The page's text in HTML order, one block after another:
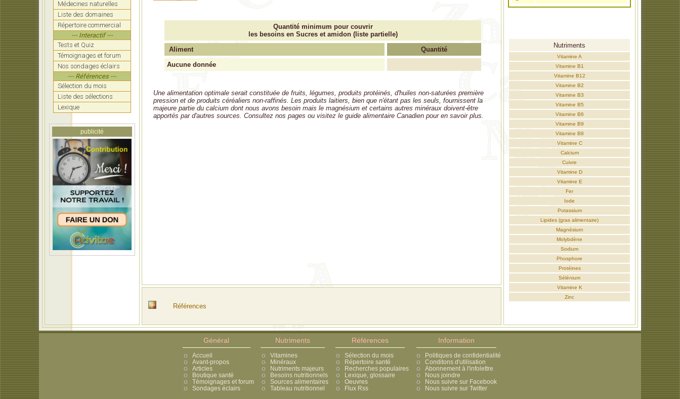
Médecines naturelles
Liste des domaines
Répertoire commercial
--- Interactif ---
Tests et Quiz
Témoignages et forum
Nos sondages éclairs
--- Références ---
Sélection du mois
Liste des sélections
Lexique
publicité
Nutriments
Vitamine A
Vitamine B1
Vitamine B12
Vitamine B2
Vitamine B3
Vitamine B5
Vitamine B6
Vitamine B9
Vitamine B8
Vitamine C
Calcium
Cuivre
Vitamine D
Vitamine E
Fer
Iode
Potassium
Lipides (gras alimentaire)
Magnésium
Molybdène
Sodium
Phosphore
Protéines
Sélénium
Vitamine K
Zinc
Quantité minimum pour couvrir
les besoins en Sucres et amidon (liste partielle)
Aliment
Quantité
Aucune donnée
Une alimentation optimale serait constituée de fruits, légumes, produits protéinés, d'huiles non-saturées première
pression et de produits céréaliers non-raffinés. Les produits laitiers, bien que n'étant pas les seuls, fournissent la
majeure partie du calcium dont nous avons besoin mais le magnésium et certains autres minéraux doivent-être
apportés par d'autres sources. Consultez nos pages ou visitez le guide alimentaire Canadien pour en savoir plus.
Références
Général
Accueil
Avant-propos
Articles
Boutique santé
Témoignages et forum
Sondages éclairs
Nutriments
Vitamines
Minéraux
Nutriments majeurs
Besoins nutritionnels
Sources alimentaires
Tableau nutritionnel
Références
Sélection du mois
Répertoire santé
Recherches populaires
Lexique, glossaire
Oeuvres
Flux Rss
Information
Politiques de confidentialité
Conditons d'utilisation
Abonnement à l'infolettre
Nous joindre
Nous suivre sur Facebook
Nous suivre sur Twitter